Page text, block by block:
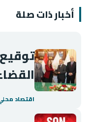
أخبار ذات صلة
اقتصاد